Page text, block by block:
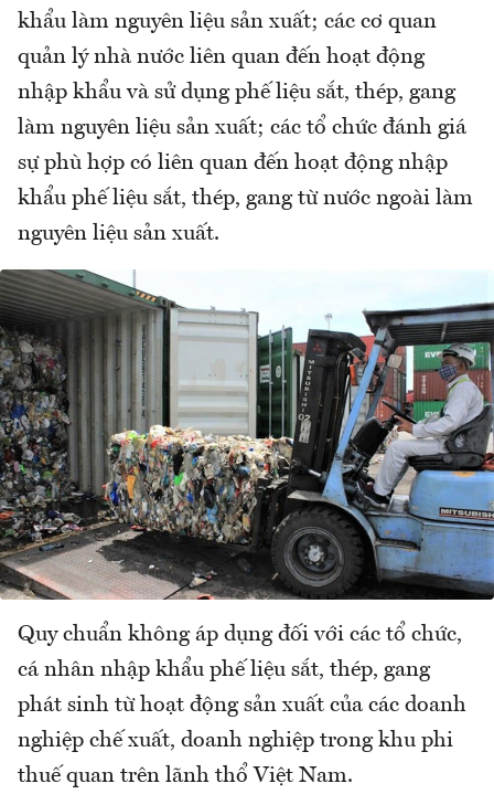
khẩu làm nguyên liệu sản xuất; các cơ quan
quản lý nhà nước liên quan đến hoạt động
nhập khẩu và sử dụng phế liệu sắt, thép, gang
làm nguyên liệu sản xuất; các tổ chức đánh giá
sự phù hợp có liên quan đến hoạt động nhập
khẩu phế liệu sắt, thép, gang từ nước ngoài làm
nguyên liệu sản xuất.
Quy chuẩn không áp dụng đối với các tổ chức,
cá nhân nhập khẩu phế liệu sắt, thép, gang
phát sinh từ hoạt động sản xuất của các doanh
nghiệp chế xuất, doanh nghiệp trong khu phi
thuế quan trên lãnh thổ Việt Nam.